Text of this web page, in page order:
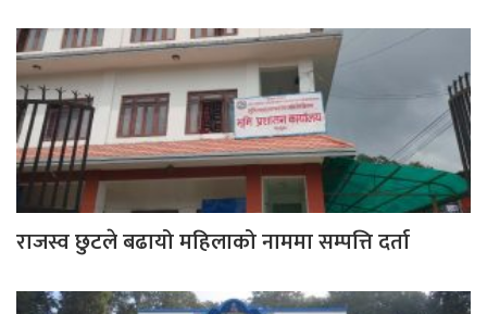
राजस्व छुटले बढायो महिलाको नाममा सम्पत्ति दर्ता